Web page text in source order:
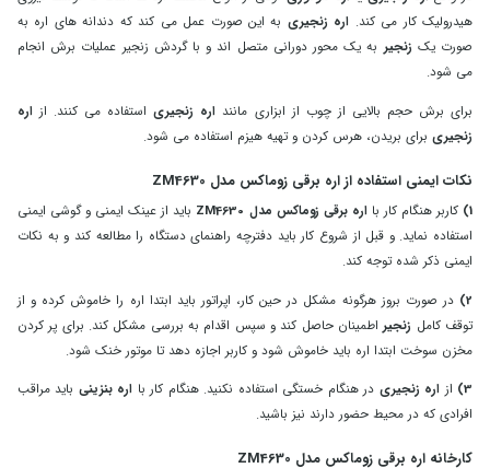
هیدرولیک کار می کند. اره زنجیری به این صورت عمل می کند که دندانه های اره به
صورت یک زنجیر به یک محور دورانی متصل اند و با گردش زنجیر عملیات برش انجام
می شود.
برای برش حجم بالایی از چوب از ابزاری مانند اره زنجیریاستفاده می کنند. از اره
زنجیری برای بریدن، هرس کردن و تهیه هیزم استفاده می شود.
نکات ایمنی استفاده از اره برقی زوماکس مدل ZM4630
1) کاربر هنگام کار با اره برقی زوماکس مدل ZM4630
باید از عینک ایمنی و گوشی ایمنی
استفاده نماید. و قبل از شروع کار باید دفترچه راهنمای دستگاه را مطالعه کند و به نکات
ایمنی ذکر شده توجه کند.
2)
در صورت بروز هرگونه مشکل در حین کار، اپراتور باید ابتدا اره را خاموش کرده و از
توقف کامل زنجیر اطمینان حاصل کند و سپس اقدام به بررسی مشکل کند. برای پر کردن
مخزن سوخت ابتدا اره باید خاموش شود و کاربر اجازه دهد تا موتور خنک شود.
3)
از اره زنجیری در هنگام خستگی استفاده نکنید. هنگام کار با اره بنزینی باید مراقب
افرادی که در محیط حضور دارند نیز باشید.
کارخانه اره برقی زوماکس مدل ZM4630